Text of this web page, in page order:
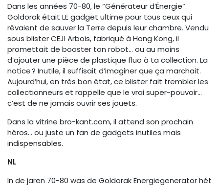
Dans les années 70-80, le “Générateur d’Énergie”
Goldorak était LE gadget ultime pour tous ceux qui
rêvaient de sauver la Terre depuis leur chambre. Vendu
sous blister CEJI Arbois, fabriqué à Hong Kong, il
promettait de booster ton robot… ou au moins
d’ajouter une pièce de plastique fluo à ta collection. La
notice ? Inutile, il suffisait d’imaginer que ça marchait.
Aujourd’hui, en très bon état, ce blister fait trembler les
collectionneurs et rappelle que le vrai super-pouvoir…
c’est de ne jamais ouvrir ses jouets.
Dans la vitrine bro-kant.com, il attend son prochain
héros… ou juste un fan de gadgets inutiles mais
indispensables.
NL
In de jaren 70-80 was de Goldorak Energiegenerator hét